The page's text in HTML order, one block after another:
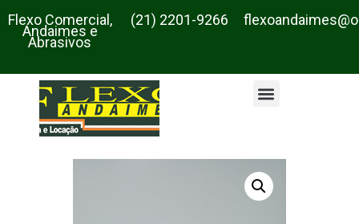
Flexo Comercial,
Andaimes e
Abrasivos
(21) 2201-9266